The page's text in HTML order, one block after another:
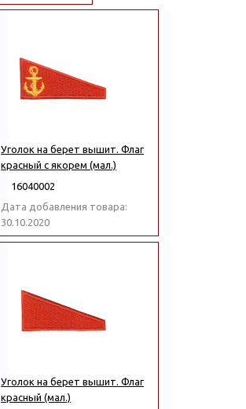
Уголок на берет вышит. Флаг
красный с якорем (мал.)
16040002
Дата добавления товара:
30.10.2020
Уголок на берет вышит. Флаг
красный (мал.)